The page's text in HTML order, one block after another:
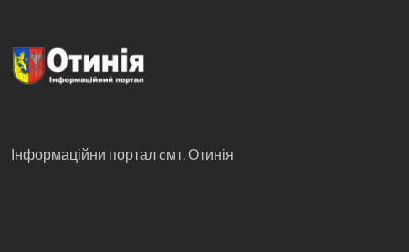
Інформаційни портал cмт. Отинія